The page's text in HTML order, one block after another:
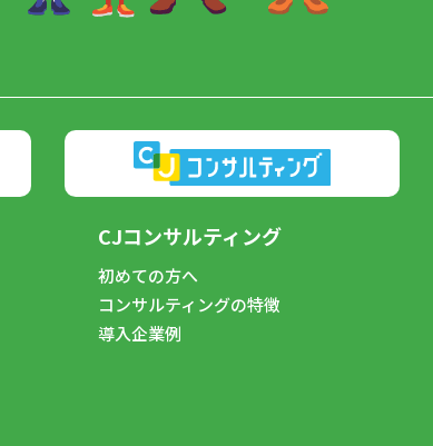
CJコンサルティング
初めての方へ
コンサルティングの特徴
導入企業例